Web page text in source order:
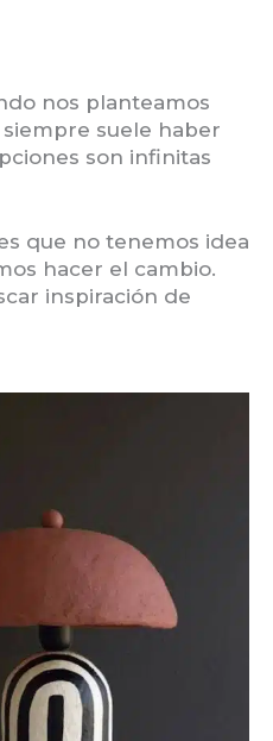
nos planteamos
suele haber
son infinitas
que no tenemos idea
hacer el cambio.
inspiración de